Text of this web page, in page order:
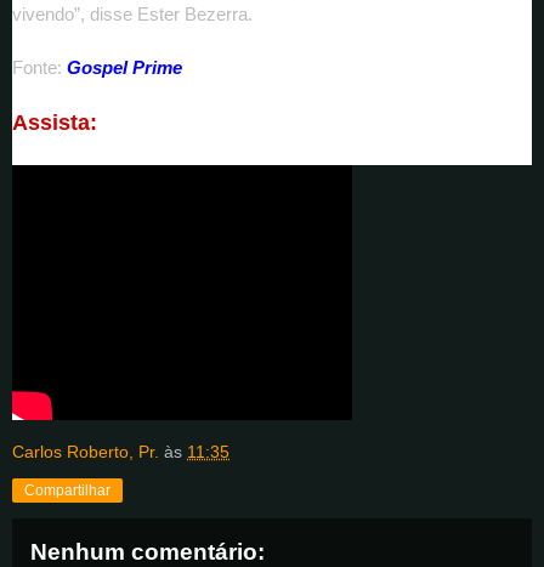
vivendo”, disse Ester Bezerra.
Fonte: Gospel Prime
Assista:
Carlos Roberto, Pr. às 11:35
Compartilhar
Nenhum comentário: